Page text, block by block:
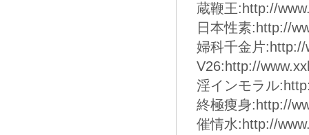
蔵鞭王:http://
日本性素:http://
婦科千金片
V26:http://
淫インモラル
終極痩身:http://
催情水:http://